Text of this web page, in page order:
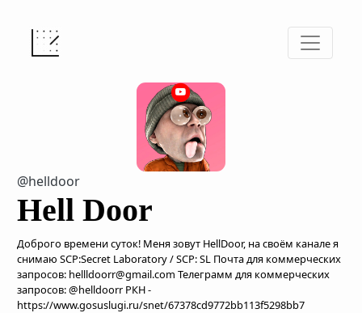
@helldoor
Hell Door
Доброго времени суток! Меня зовут HellDoor, на своём канале я
снимаю SCP:Secret Laboratory / SCP: SL Почта для коммерческих
запросов: hellldoorr@gmail.com Телеграмм для коммерческих
запросов: @helldoorr РКН -
https://www.gosuslugi.ru/snet/67378cd9772bb113f5298bb7